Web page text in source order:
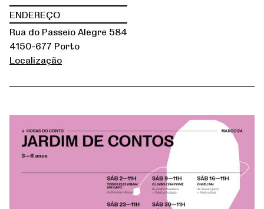
ENDEREÇO
Rua do Passeio Alegre 584
4150-677 Porto
Localização